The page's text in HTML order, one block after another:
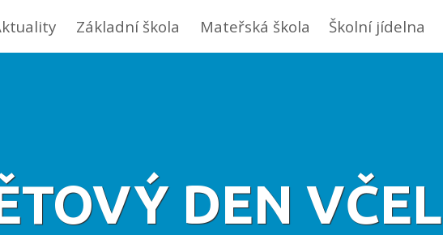
Základní škola Mateřská škola Školní jídelna
DEN VČEL